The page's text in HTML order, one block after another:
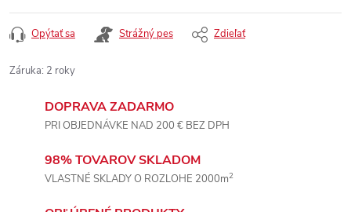
Opýtať sa Strážný pes Zdieľať
Záruka: 2 roky
DOPRAVA ZADARMO
PRI OBJEDNÁVKE NAD 200 € BEZ DPH
98% TOVAROV SKLADOM
VLASTNÉ SKLADY O ROZLOHE 2000m2